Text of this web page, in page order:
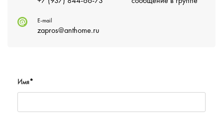
E-mail
zapros@anthome.ru
Имя*